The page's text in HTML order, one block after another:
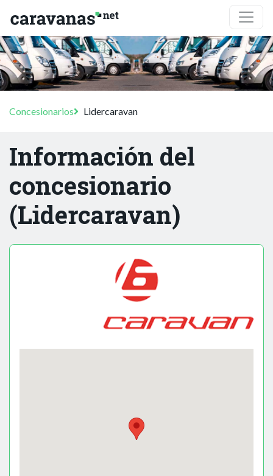
Concesionarios Lidercaravan
Información del
concesionario
(Lidercaravan)